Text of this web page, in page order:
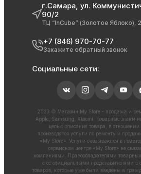
г.Самара, ул.
90/2
ТЦ “InCube” (Золотое Яблоко),
+7 (846) 970-70-77
Закажите обратный звонок
Социальные сети:
2023 © Магазин My Store - продажа и
Apple, Samsung, Xiaomi. Товарные знаки
целью описания товара, в отношении
производятся услуги по ремонту и
«My Store». Услуги оказываются в
сервисном центре «My Store» не
компаниями. Правообладателями
с ее официальными представителями в
товаров, которые уже были введены в